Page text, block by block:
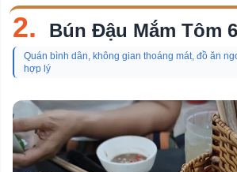
2. Bún Đậu Mắm Tôm
Quán bình dân, không gian thoáng mát, đồ ăn
hợp lý